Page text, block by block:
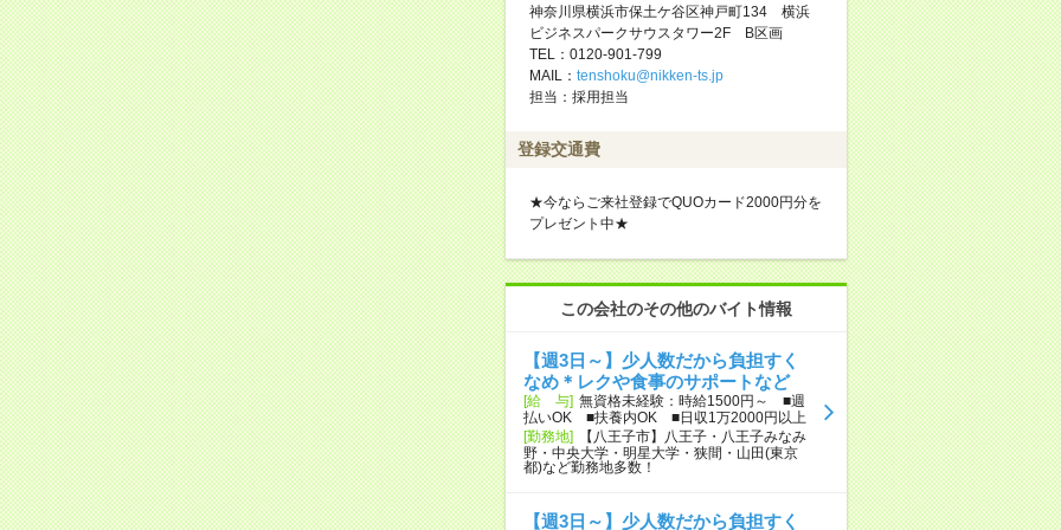
神奈川県横浜市保土ケ谷区神戸町134 横浜
ビジネスパークサウスタワー2F B区画
TEL：0120-901-799
MAIL： tenshoku@nikken-ts.jp
担当：採用担当
登録交通費
★今ならご来社登録でQUOカード2000円分を
プレゼント中★
この会社のその他のバイト情報
【週3日～】少人数だから負担すく
なめ＊レクや食事のサポートなど
[給 与] 無資格未経験：時給1500円～ ■週
払いOK ■扶養内OK ■日収1万2000円以上
[勤務地]
【八王子市】八王子・八王子みなみ
野・中央大学・明星大学・狭間・山田(東京
都)など勤務地多数！
【週3日～】少人数だから負担すく